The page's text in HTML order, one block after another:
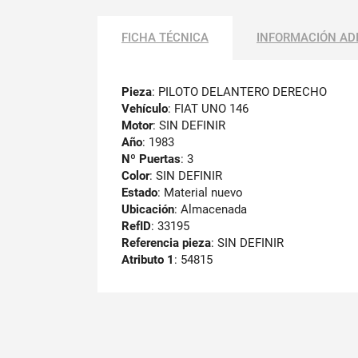
FICHA TÉCNICA INFORMACIÓN
Pieza: PILOTO DELANTERO DERECHO
Vehículo: FIAT UNO 146
Motor: SIN DEFINIR
Año: 1983
Nº Puertas: 3
Color: SIN DEFINIR
Estado: Material nuevo
Ubicación: Almacenada
RefID: 33195
Referencia pieza: SIN DEFINIR
Atributo 1 : 54815